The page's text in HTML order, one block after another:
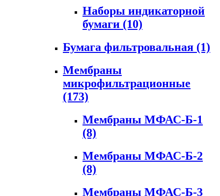
Наборы индикаторной
бумаги (10)
Бумага фильтровальная (1)
Мембраны
микрофильтрационные
(173)
Мембраны МФАС-Б-1
(8)
Мембраны МФАС-Б-2
(8)
Мембраны МФАС-Б-3